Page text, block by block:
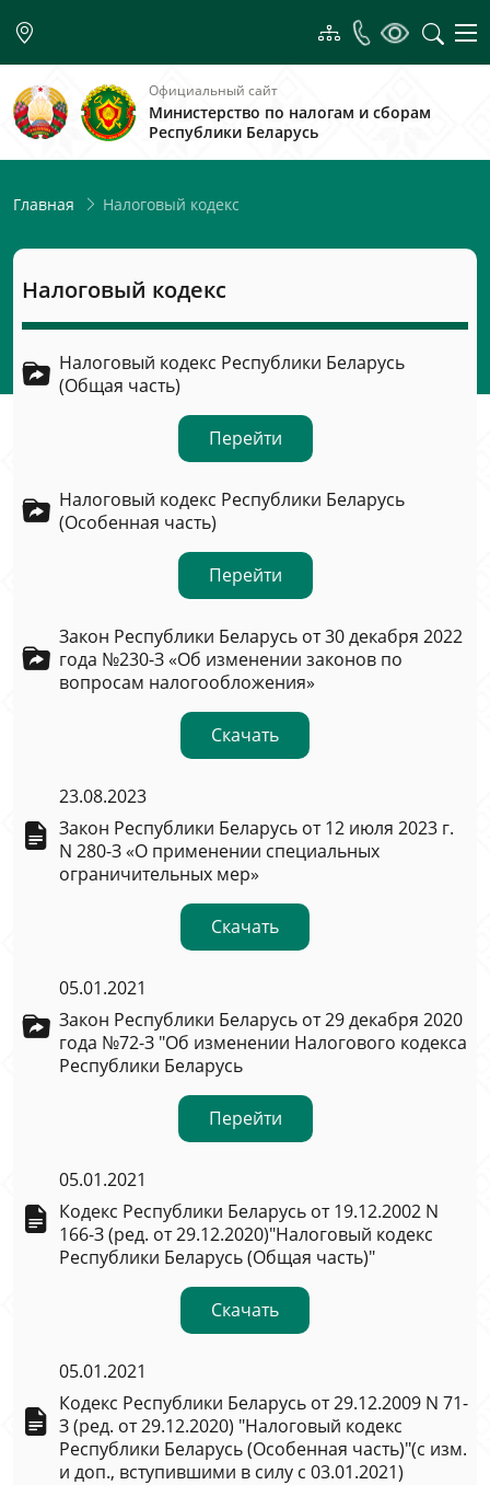
Официальный сайт
Министерство по налогам и сборам
Республики Беларусь
Главная Налоговый кодекс
Налоговый кодекс
Налоговый кодекс Республики Беларусь
(Общая часть)
Перейти
Налоговый кодекс Республики Беларусь
(Особенная часть)
Перейти
Закон Республики Беларусь от 30 декабря 2022
года №230-З «Об изменении законов по
вопросам налогообложения»
Скачать
23.08.2023
Закон Республики Беларусь от 12 июля 2023 г.
N 280-З «О применении специальных
ограничительных мер»
Скачать
05.01.2021
Закон Республики Беларусь от 29 декабря 2020
года №72-З "Об изменении Налогового кодекса
Республики Беларусь
Перейти
05.01.2021
Кодекс Республики Беларусь от 19.12.2002 N
166-З (ред. от 29.12.2020)"Налоговый кодекс
Республики Беларусь (Общая часть)"
Скачать
05.01.2021
Кодекс Республики Беларусь от 29.12.2009 N 71-
З (ред. от 29.12.2020) "Налоговый кодекс
Республики Беларусь (Особенная часть)"(с изм.
и доп., вступившими в силу с 03.01.2021)